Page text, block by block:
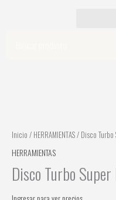
Inicio / HERRAMIENTAS/ Disco Turbo
HERRAMIENTAS
Disco Turbo